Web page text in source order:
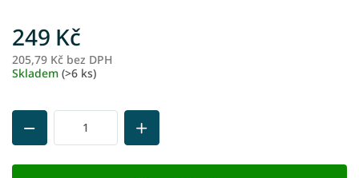
249 Kč
205,79 Kč bez DPH
Skladem (>6 ks)